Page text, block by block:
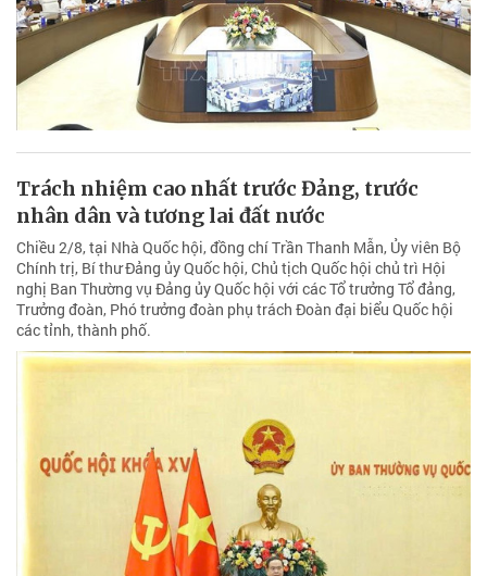
Trách nhiệm cao nhất trước Đảng, trước
nhân dân và tương lai đất nước
Chiều 2/8, tại Nhà Quốc hội, đồng chí Trần Thanh Mẫn, Ủy viên Bộ
Chính trị, Bí thư Đảng ủy Quốc hội, Chủ tịch Quốc hội chủ trì Hội
nghị Ban Thường vụ Đảng ủy Quốc hội với các Tổ trưởng Tổ đảng,
Trưởng đoàn, Phó trưởng đoàn phụ trách Đoàn đại biểu Quốc hội
các tỉnh, thành phố.